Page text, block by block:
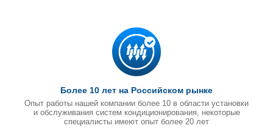
Более 10 лет на Российском рынке
Опыт работы нашей компании более 10 в области установки
и обслуживания систем кондиционирования, некоторые
специалисты имеют опыт более 20 лет